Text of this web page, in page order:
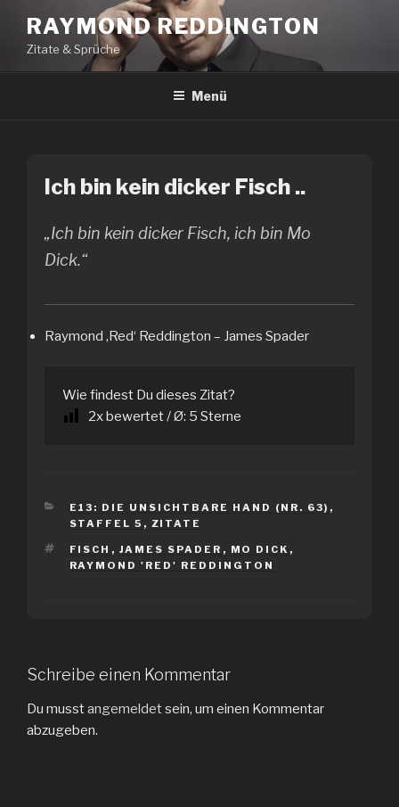
Inhalt
springen
RAYMOND REDDINGTON
Zitate & Sprüche
Menü
Ich bin kein dicker Fisch ..
„Ich bin kein dicker Fisch, ich bin Mo
Dick.“
Raymond ‚Red‘ Reddington – James Spader
Wie findest Du dieses Zitat?
2x bewertet / Ø: 5 Sterne
KATEGORIEN
E13: DIE UNSICHTBARE HAND (NR. 63) ,
STAFFEL 5 , ZITATE
SCHLAGWÖRTER
FISCH , JAMES SPADER , MO DICK ,
RAYMOND 'RED' REDDINGTON
Schreibe einen Kommentar
Du musstangemeldetsein, um einen Kommentar
abzugeben.